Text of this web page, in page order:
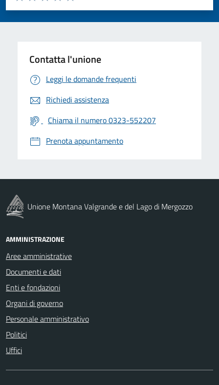
Valuta 5 stelle su 5
Valuta 4 stelle su 5
Valuta 3 stelle su 5
Valuta 2 stelle su 5
Valuta 1 stelle su 5
Contatta l'unione
Leggi le domande frequenti
Richiedi assistenza
Chiama il numero 0323-552207
Prenota appuntamento
Unione Montana Valgrande e del Lago di Mergozzo
AMMINISTRAZIONE
Aree amministrative
Documenti e dati
Enti e fondazioni
Organi di governo
Personale amministrativo
Politici
Uffici